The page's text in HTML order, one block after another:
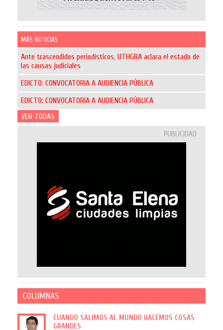
MÁS NOTICIAS
Ante trascendidos periodísticos, UTHGRA aclara el estado de
las causas judiciales
EDICTO: CONVOCATORIA A AUDIENCIA PÚBLICA
EDICTO: CONVOCATORIA A AUDIENCIA PÚBLICA
VER TODAS
PUBLICIDAD
COLUMNAS
CUANDO SALIMOS AL MUNDO HACEMOS COSAS
GRANDES